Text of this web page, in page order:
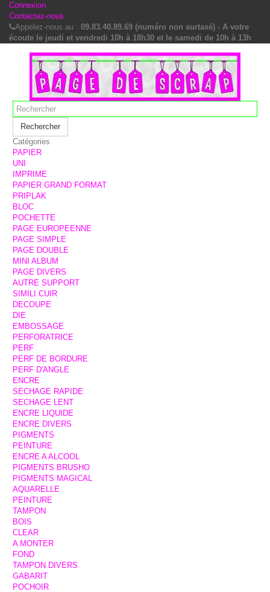
Connexion
Contactez-nous
Appelez-nous au : 09.83.40.89.69 (numéro non surtaxé) - A votre
écoute le jeudi et vendredi 10h à 18h30 et le samedi de 10h à 13h
Rechercher
Catégories
PAPIER
UNI
IMPRIME
PAPIER GRAND FORMAT
PRIPLAK
BLOC
POCHETTE
PAGE EUROPEENNE
PAGE SIMPLE
PAGE DOUBLE
MINI ALBUM
PAGE DIVERS
AUTRE SUPPORT
SIMILI CUIR
DECOUPE
DIE
EMBOSSAGE
PERFORATRICE
PERF
PERF DE BORDURE
PERF D'ANGLE
ENCRE
SECHAGE RAPIDE
SECHAGE LENT
ENCRE LIQUIDE
ENCRE DIVERS
PIGMENTS
PEINTURE
ENCRE A ALCOOL
PIGMENTS BRUSHO
PIGMENTS MAGICAL
AQUARELLE
PEINTURE
TAMPON
BOIS
CLEAR
A MONTER
FOND
TAMPON DIVERS
GABARIT
POCHOIR